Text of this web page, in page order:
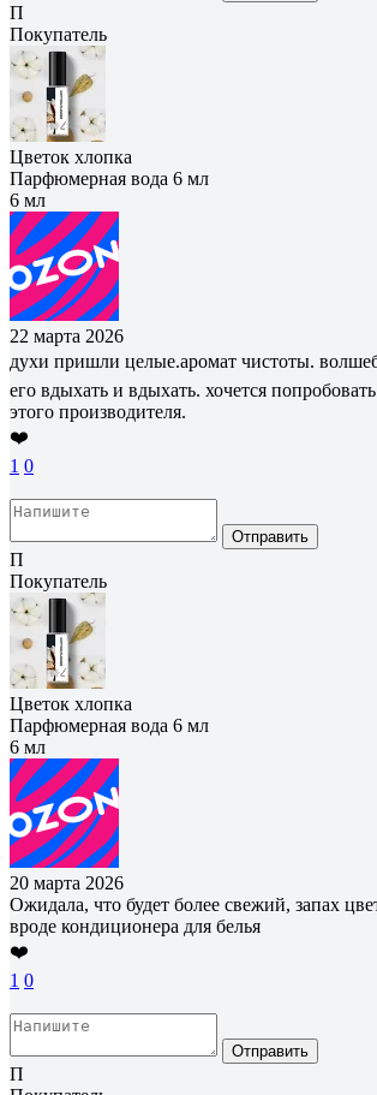
П
Покупатель
Цветок хлопка
Парфюмерная вода 6 мл
6 мл
22 марта 2026
духи пришли целые.аромат чистоты.
его вдыхать и вдыхать. хочется
этого производителя.
❤️
1 0
Отправить
П
Покупатель
Цветок хлопка
Парфюмерная вода 6 мл
6 мл
20 марта 2026
Ожидала, что будет более свежий, запах
вроде кондиционера для белья
❤️
1 0
Отправить
П